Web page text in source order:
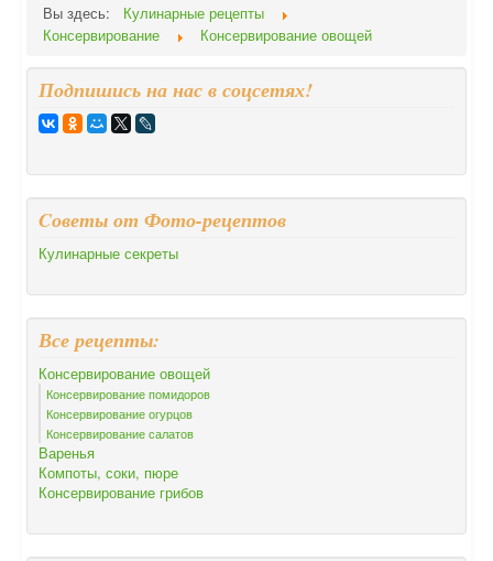
Вы здесь:
Кулинарные рецепты
Консервирование
Консервирование овощей
Подпишись на нас в соцсетях!
Cоветы от Фото-рецептов
Кулинарные секреты
Все рецепты:
Консервирование овощей
Консервирование помидоров
Консервирование огурцов
Консервирование салатов
Варенья
Компоты, соки, пюре
Консервирование грибов